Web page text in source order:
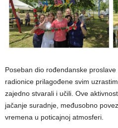
Poseban dio rođendanske
radionice prilagođene svim
zajedno stvarali i učili. Ove
jačanje suradnje, međusobno
vremena u poticajnoj atmosferi.